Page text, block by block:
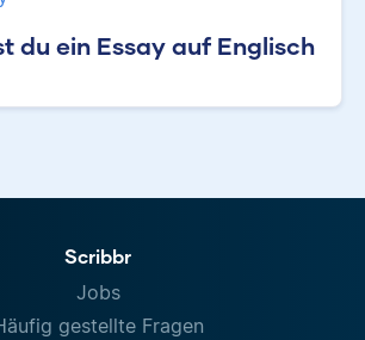
du ein Essay auf Englisch
Scribbr
Jobs
gestellte Fragen